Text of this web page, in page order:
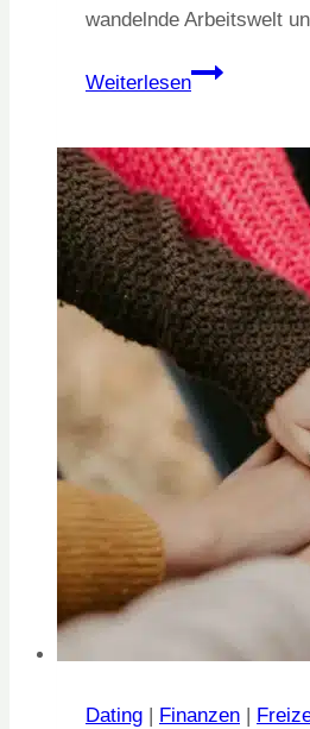
wandelnde Arbeitswelt
Weiterlesen
Karriere
Modelle
Dating | Finanzen |